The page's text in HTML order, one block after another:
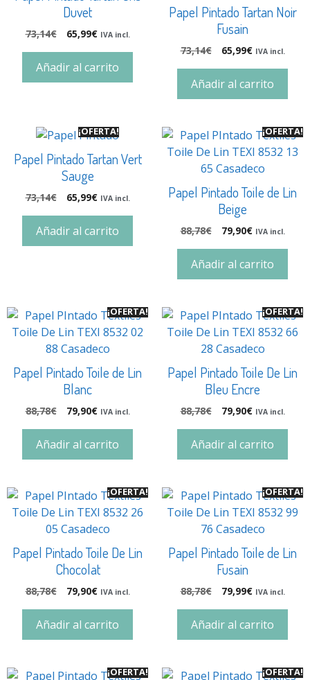
Duvet
73,14€ 65,99€ IVA incl.
Añadir al carrito
Papel Pintado Tartan Noir
Fusain
73,14€ 65,99€ IVA incl.
Añadir al carrito
¡OFERTA!
Papel Pintado Tartan Vert
Sauge
73,14€ 65,99€ IVA incl.
Añadir al carrito
¡OFERTA!
Papel Pintado Toile de Lin
Beige
88,78€ 79,90€ IVA incl.
Añadir al carrito
¡OFERTA!
Papel Pintado Toile de Lin
Blanc
88,78€ 79,90€ IVA incl.
Añadir al carrito
¡OFERTA!
Papel Pintado Toile De Lin
Bleu Encre
88,78€ 79,90€ IVA incl.
Añadir al carrito
¡OFERTA!
Papel Pintado Toile De Lin
Chocolat
88,78€ 79,90€ IVA incl.
Añadir al carrito
¡OFERTA!
Papel Pintado Toile de Lin
Fusain
88,78€ 79,99€ IVA incl.
Añadir al carrito
¡OFERTA! ¡OFERTA!